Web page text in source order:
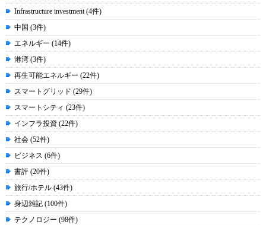
Infrastructure investment (4件)
中国 (3件)
エネルギー (14件)
港湾 (3件)
再生可能エネルギー (22件)
スマートグリッド (29件)
スマートシティ (23件)
インフラ投資 (22件)
社会 (52件)
ビジネス (6件)
書評 (20件)
旅行/ホテル (43件)
身辺雑記 (100件)
テクノロジー (98件)